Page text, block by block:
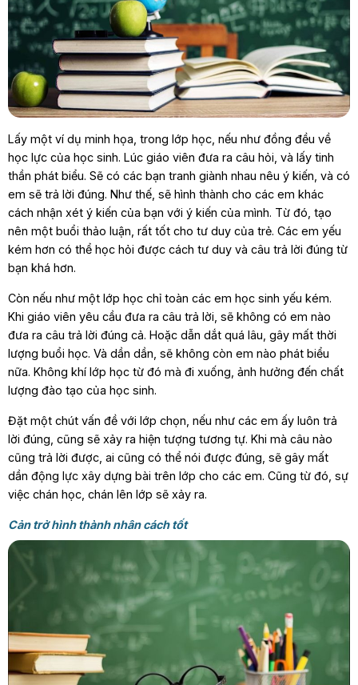
Lấy một ví dụ minh họa, trong lớp học, nếu như đồng đều về
học lực của học sinh. Lúc giáo viên đưa ra câu hỏi, và lấy tinh
thần phát biểu. Sẽ có các bạn tranh giành nhau nêu ý kiến, và có
em sẽ trả lời đúng. Như thế, sẽ hình thành cho các em khác
cách nhận xét ý kiến của bạn với ý kiến của mình. Từ đó, tạo
nên một buổi thảo luận, rất tốt cho tư duy của trẻ. Các em yếu
kém hơn có thể học hỏi được cách tư duy và câu trả lời đúng từ
bạn khá hơn.
Còn nếu như một lớp học chỉ toàn các em học sinh yếu kém.
Khi giáo viên yêu cầu đưa ra câu trả lời, sẽ không có em nào
đưa ra câu trả lời đúng cả. Hoặc dẫn dắt quá lâu, gây mất thời
lượng buổi học. Và dần dần, sẽ không còn em nào phát biểu
nữa. Không khí lớp học từ đó mà đi xuống, ảnh hưởng đến chất
lượng đào tạo của học sinh.
Đặt một chút vấn đề với lớp chọn, nếu như các em ấy luôn trả
lời đúng, cũng sẽ xảy ra hiện tượng tương tự. Khi mà câu nào
cũng trả lời được, ai cũng có thể nói được đúng, sẽ gây mất
dần động lực xây dựng bài trên lớp cho các em. Cũng từ đó, sự
việc chán học, chán lên lớp sẽ xảy ra.
Cản trở hình thành nhân cách tốt